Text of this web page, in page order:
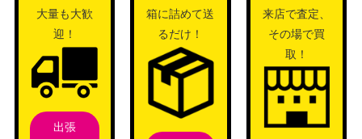
大量も大歓
迎！
出張
箱に詰めて送
るだけ！
来店で査定、
その場で買
取！